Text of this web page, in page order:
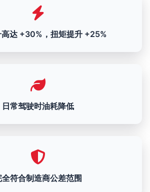
达 +30%，扭矩提升 +25%
日常驾驶时油耗降低
全符合制造商公差范围